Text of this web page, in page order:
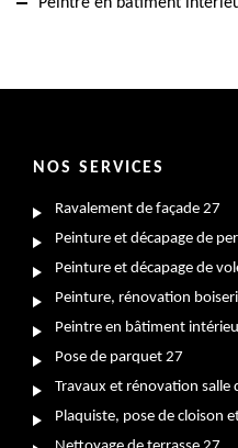
NOS SERVICES
Ravalement de façade 27
Peinture et décapage de
Peinture et décapage de
Peinture, rénovation
Peintre en bâtiment
Pose de parquet 27
Travaux et rénovation salle
Plaquiste, pose de cloison